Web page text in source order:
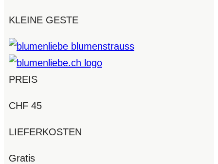
KLEINE GESTE
PREIS
CHF 45
LIEFERKOSTEN
Gratis